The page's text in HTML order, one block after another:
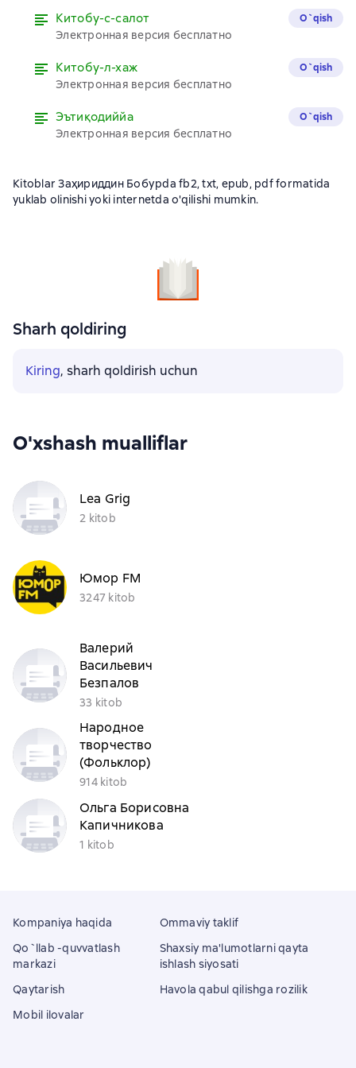
Китобу-с-салот
Электронная версия бесплатно
O`qish
Китобу-л-хаж
Электронная версия бесплатно
O`qish
Эътиқодиййа
Электронная версия бесплатно
O`qish
Kitoblar Заҳириддин Бобурda fb2, txt, epub, pdf formatida
yuklab olinishi yoki internetda o'qilishi mumkin.
Sharh qoldiring
Kiring, sharh qoldirish uchun
O'xshash mualliflar
Lea Grig
2 kitob
Юмор FM
3247 kitob
Валерий
Васильевич
Безпалов
33 kitob
Народное
творчество
(Фольклор)
914 kitob
Ольга Борисовна
Капичникова
1 kitob
Kompaniya haqida
Qo`llab -quvvatlash
markazi
Qaytarish
Mobil ilovalar
Ommaviy taklif
Shaxsiy ma'lumotlarni qayta
ishlash siyosati
Havola qabul qilishga rozilik